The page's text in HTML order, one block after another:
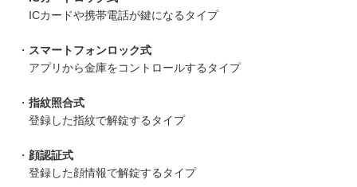
ICカードや携帯電話が鍵になるタイプ
・ スマートフォンロック式
アプリから金庫をコントロールするタイプ
・指紋照合式
登録した指紋で解錠するタイプ
・ 顔認証式
登録した顔情報で解錠するタイプ